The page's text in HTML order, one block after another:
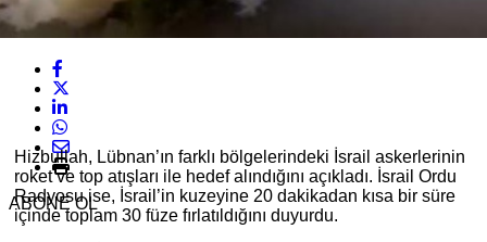
ABONE OL
Hizbullah, Lübnan’ın farklı bölgelerindeki İsrail askerlerinin
roket ve top atışları ile hedef alındığını açıkladı. İsrail Ordu
Radyosu ise, İsrail’in kuzeyine 20 dakikadan kısa bir süre
içinde toplam 30 füze fırlatıldığını duyurdu.